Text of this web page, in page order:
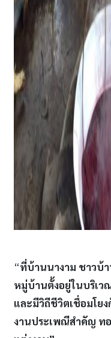
“ที่บ้านนางาม ชาวบ้
หมู่บ้านตั้งอยู่ในบริเว
และมีวิถีชีวิตเชื่อมโย
งานประเพณีสำคัญ ท